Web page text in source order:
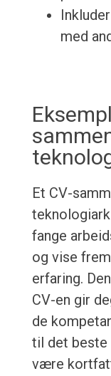
med
Et CV-
fange
og vise
erfaring.
CV-en gir
de
til det beste
være